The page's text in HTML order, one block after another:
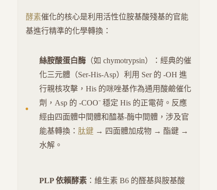
酵素催化的核心是利用活性位胺基酸殘基的官能
基進行精準的化學轉換：
絲胺酸蛋白酶 （如 chymotrypsin）：經典的催
化三元體（Ser-His-Asp）利用 Ser 的 -OH 進
行親核攻擊，His 的咪唑基作為通用酸鹼催化
劑，Asp 的 -COO⁻ 穩定 His 的正電荷。反應
經由四面體中間體和醯基-酶中間體，涉及官
能基轉換： 肽鍵 → 四面體加成物 → 酯鍵 →
水解。
PLP 依賴酵素 ：維生素 B6 的醛基與胺基酸